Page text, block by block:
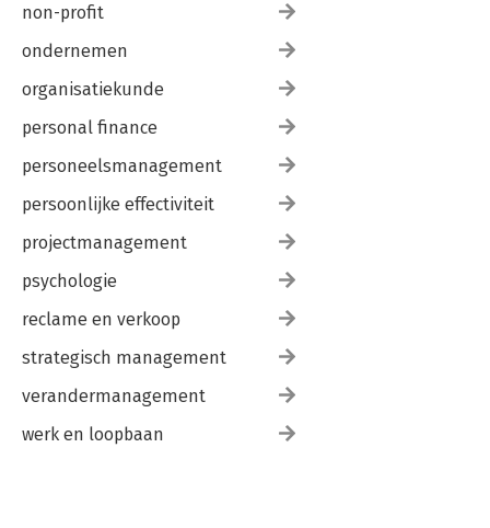
non-profit
ondernemen
organisatiekunde
personal finance
personeelsmanagement
persoonlijke effectiviteit
projectmanagement
psychologie
reclame en verkoop
strategisch management
verandermanagement
werk en loopbaan